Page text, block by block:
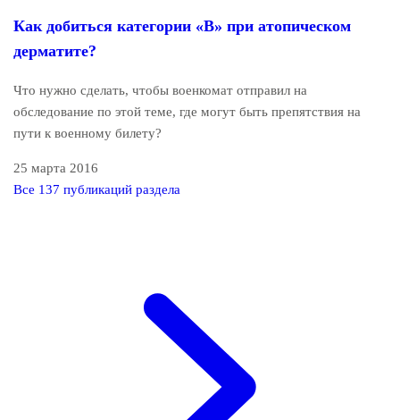
Как добиться категории «В» при атопическом
дерматите?
Что нужно сделать, чтобы военкомат отправил на
обследование по этой теме, где могут быть препятствия на
пути к военному билету?
25 марта 2016
Все 137 публикаций раздела